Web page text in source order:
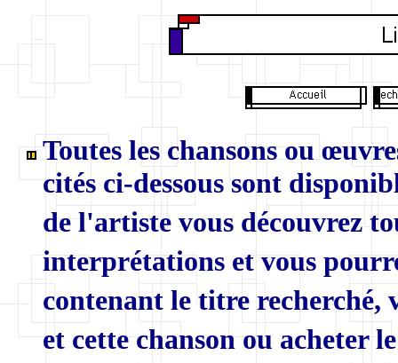
Toutes les chansons ou
cités ci-dessous sont
de l'artiste vous découvrez
interprétations et vous
contenant le titre recherché,
et cette chanson ou acheter